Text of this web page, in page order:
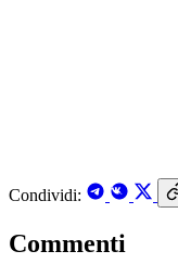
Condividi:
Commenti